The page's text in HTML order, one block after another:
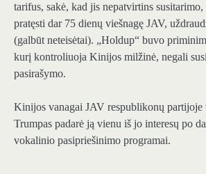
tarifus, sakė, kad jis nepatvirtins
pratęsti dar 75 dienų viešnagę JAV,
(galbūt neteisėtai). „Holdup“ buvo
kurį kontroliuoja Kinijos milžinė, negali
pasirašymo.
Kinijos vanagai JAV respublikonų partijoje
Trumpas padarė ją vienu iš jo interesų po
vokalinio pasipriešinimo programai.